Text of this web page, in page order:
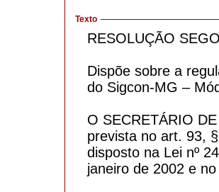
Texto
RESOLUÇÃO
Dispõe sobre a
do Sigcon-MG –
O SECRETÁRIO
prevista no art. 93,
disposto na Lei nº
janeiro de 2002 e